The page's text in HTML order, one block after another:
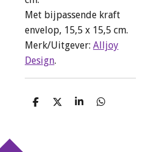
Met bijpassende kraft
envelop, 15,5 x 15,5 cm.
Merk/Uitgever: Alljoy
Design.
D
D
S
D